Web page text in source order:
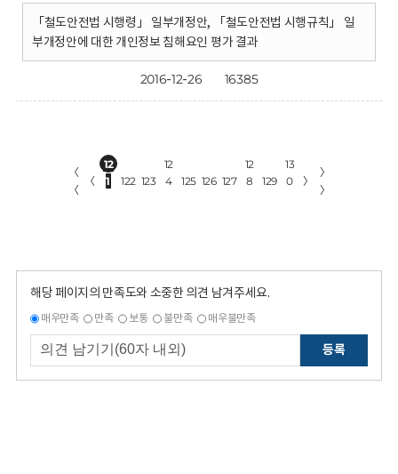
「철도안전법 시행령」 일부개정안, 「철도안전법 시행규칙」 일
부개정안에 대한 개인정보 침해요인 평가 결과
2016-12-26 16385
〈
〈
〈
12
1
122 123
12
4
125 126 127
12
8
129
13
0
〉
〉
〉
해당 페이지의 만족도와 소중한 의견 남겨주세요.
매우만족 만족 보통 불만족 매우불만족
등록